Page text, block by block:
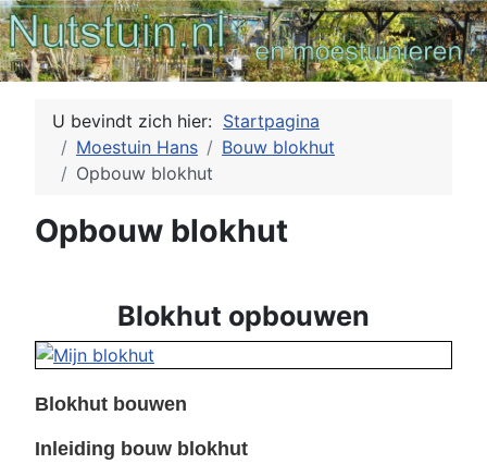
U bevindt zich hier: Startpagina
Moestuin Hans
Bouw blokhut
Opbouw blokhut
Opbouw blokhut
Blokhut opbouwen
Blokhut bouwen
Inleiding bouw blokhut